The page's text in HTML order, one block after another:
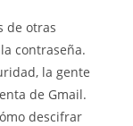
de otras
contraseña.
la gente
de Gmail.
descifrar